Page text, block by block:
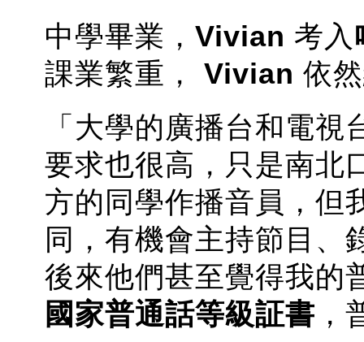
中學畢業， Vivian 考入
課業繁重，
Vivian 依
「大學的廣播台和電
要求也很高，只是南北
方的同學作播音員，但
同，有機會主持節目、
後來他們甚至覺得我的
國家普通話等級証書